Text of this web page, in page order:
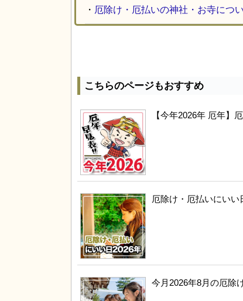
・ 厄除け・厄払いの神社・お寺につ
こちらのページもおすすめ
【今年2026年 厄年】
厄除け・厄払いにいい
今月2026年8月の厄除